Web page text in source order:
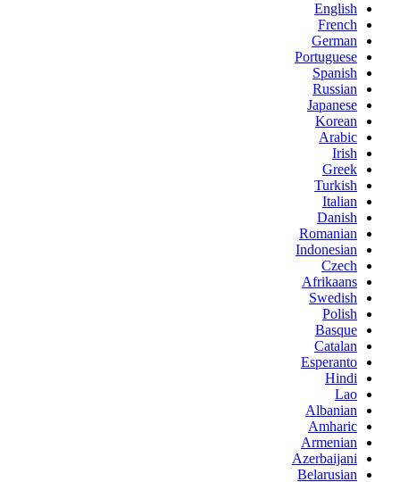
English
French
German
Portuguese
Spanish
Russian
Japanese
Korean
Arabic
Irish
Greek
Turkish
Italian
Danish
Romanian
Indonesian
Czech
Afrikaans
Swedish
Polish
Basque
Catalan
Esperanto
Hindi
Lao
Albanian
Amharic
Armenian
Azerbaijani
Belarusian